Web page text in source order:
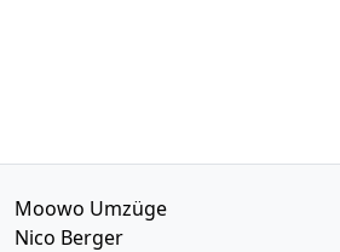
Moowo Umzüge
Nico Berger